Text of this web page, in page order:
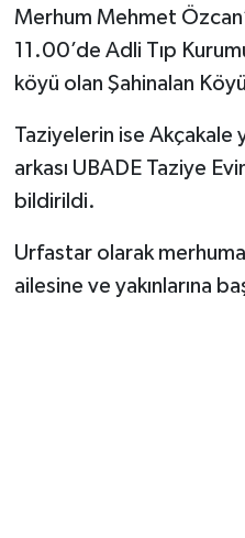
Merhum Mehmet
11.00’de Adli Tıp
köyü olan Şahinalan
Taziyelerin ise Akçakale
arkası UBADE Taziye
bildirildi.
Urfastar olarak
ailesine ve yakınlarına